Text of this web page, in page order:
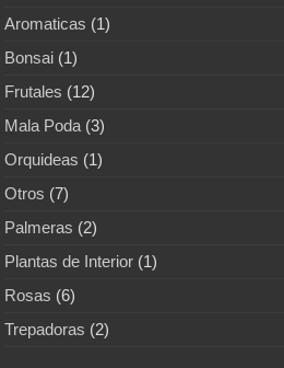
Aromaticas (1)
Bonsai (1)
Frutales (12)
Mala Poda (3)
Orquideas (1)
Otros (7)
Palmeras (2)
Plantas de Interior (1)
Rosas (6)
Trepadoras (2)